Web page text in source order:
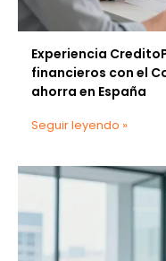
Experiencia
financieros con el
ahorra en España
Seguir leyendo »